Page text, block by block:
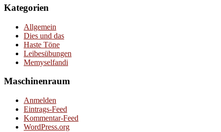
Kategorien
Allgemein
Dies und das
Haste Töne
Leibesübungen
Memyselfandi
Maschinenraum
Anmelden
Eintrags-Feed
Kommentar-Feed
WordPress.org